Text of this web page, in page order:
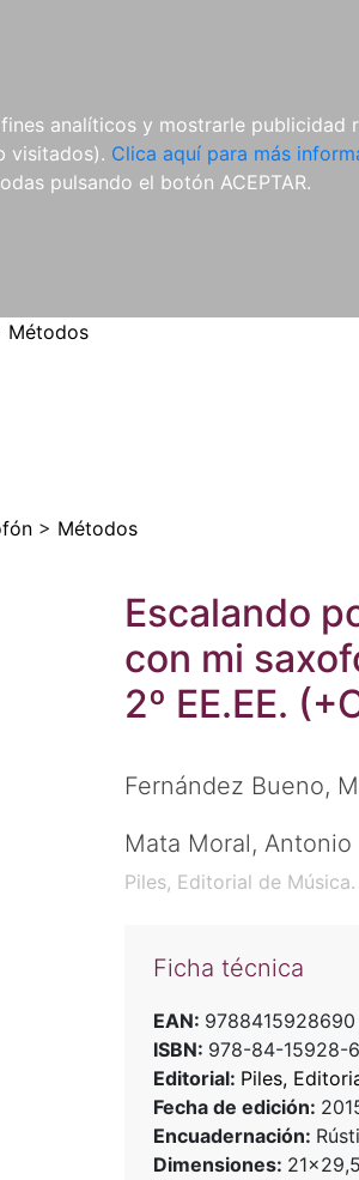
analíticos y mostrarle
visitados). Clica aquí para más
pulsando el botón ACEPTAR.
REVISTAS
CDS Y
DVDS
Métodos
> Métodos
Escalando
con mi
2º EE.EE.
Fernández Bueno,
Mata Moral, Antonio
Piles, Editorial de
Ficha técnica
EAN: 9788415928690
ISBN: 978-84-15928-
Editorial: Piles,
Fecha de edición:
Encuadernación:
Dimensiones: 21x29,5